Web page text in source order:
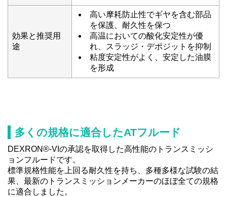
効果と推奨用
途
高い摩耗防止性でギヤを含む部品
を保護、耐久性を保つ
高温においての酸化安定性が優
れ、スラッジ・デポジットを抑制
粘度安定性がよく、安定した油膜
を形成
多くの規格に適合したATフルード
DEXRON®-VIの承認を取得した高性能のトランスミッシ
ョンフルードです。
標準規格性能を上回る耐久性を持ち、多種多様な試験の結
果、最新のトランスミッションメーカーのほぼ全ての規格
に適合しました。